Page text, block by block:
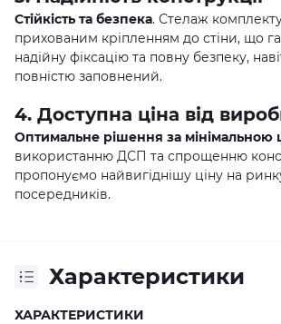
Стійкість та безпека. Стелаж
прихованим кріпленням до стіни, що
надійну фіксацію та повну безпеку,
повністю заповнений.
4. Доступна ціна від
Оптимальне рішення за мінімальною
використанню ДСП та спрощенню
пропонуємо найвигіднішу ціну на
посередників.
Характеристики
ХАРАКТЕРИСТИКИ